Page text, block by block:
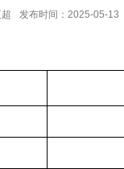
发布时间：2025-05-13